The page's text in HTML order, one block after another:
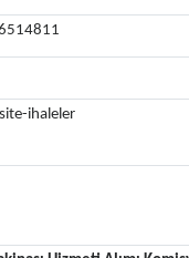
ihaleler